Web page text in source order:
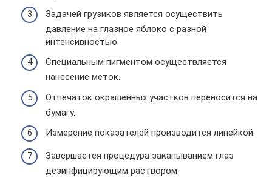
Задачей грузиков является осуществить
давление на глазное яблоко с разной
интенсивностью.
Специальным пигментом осуществляется
нанесение меток.
Отпечаток окрашенных участков переносится на
бумагу.
Измерение показателей производится линейкой.
Завершается процедура закапыванием глаз
дезинфицирующим раствором.